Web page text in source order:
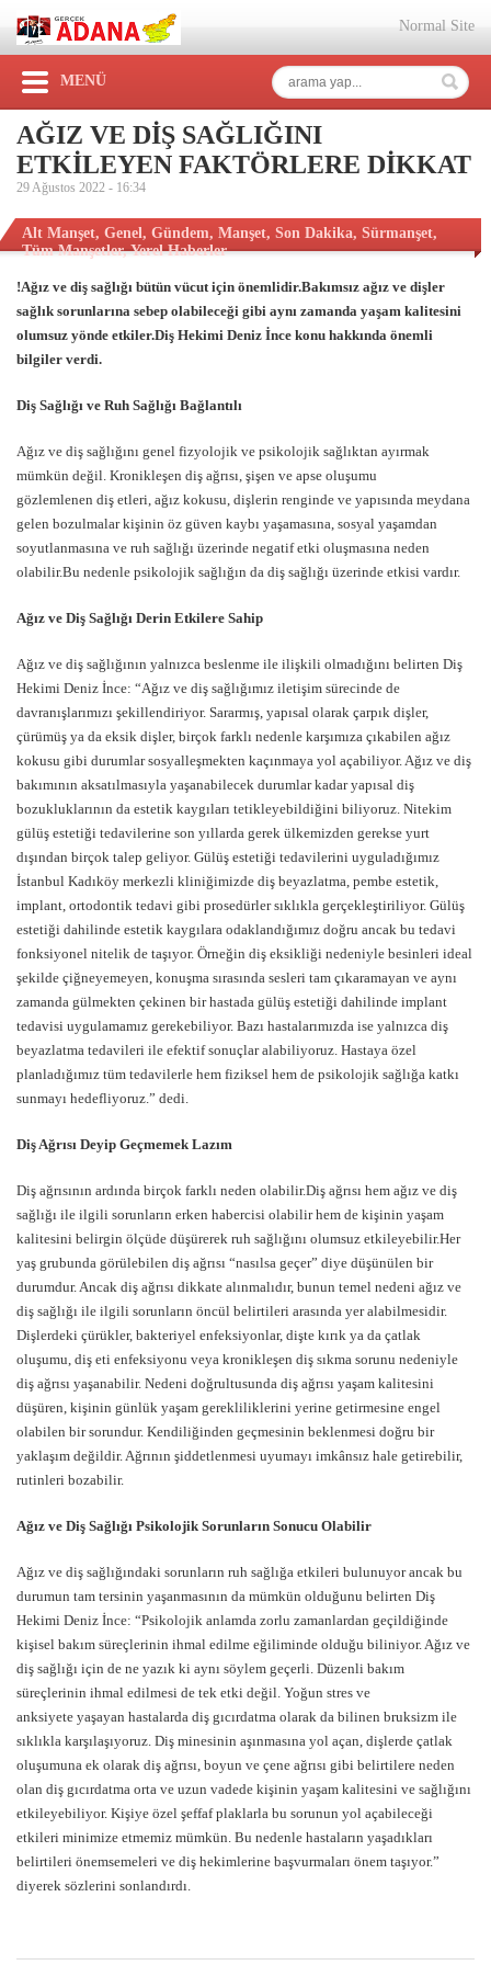
Normal Site
MENÜ
AĞIZ VE DİŞ SAĞLIĞINI
ETKİLEYEN FAKTÖRLERE DİKKAT
29 Ağustos 2022 - 16:34
Alt Manşet, Genel, Gündem, Manşet, Son Dakika, Sürmanşet,
Tüm Manşetler,Yerel Haberler
!Ağız ve diş sağlığı bütün vücut için önemlidir.Bakımsız ağız ve dişler
sağlık sorunlarına sebep olabileceği gibi aynı zamanda yaşam kalitesini
olumsuz yönde etkiler.Diş Hekimi Deniz İnce konu hakkında önemli
bilgiler verdi.
Diş Sağlığı ve Ruh Sağlığı Bağlantılı
Ağız ve diş sağlığını genel fizyolojik ve psikolojik sağlıktan ayırmak
mümkün değil. Kronikleşen diş ağrısı, şişen ve apse oluşumu
gözlemlenen diş etleri, ağız kokusu, dişlerin renginde ve yapısında meydana
gelen bozulmalar kişinin öz güven kaybı yaşamasına, sosyal yaşamdan
soyutlanmasına ve ruh sağlığı üzerinde negatif etki oluşmasına neden
olabilir.Bu nedenle psikolojik sağlığın da diş sağlığı üzerinde etkisi vardır.
Ağız ve Diş Sağlığı Derin Etkilere Sahip
Ağız ve diş sağlığının yalnızca beslenme ile ilişkili olmadığını belirten Diş
Hekimi Deniz İnce: “Ağız ve diş sağlığımız iletişim sürecinde de
davranışlarımızı şekillendiriyor. Sararmış, yapısal olarak çarpık dişler,
çürümüş ya da eksik dişler, birçok farklı nedenle karşımıza çıkabilen ağız
kokusu gibi durumlar sosyalleşmekten kaçınmaya yol açabiliyor. Ağız ve diş
bakımının aksatılmasıyla yaşanabilecek durumlar kadar yapısal diş
bozukluklarının da estetik kaygıları tetikleyebildiğini biliyoruz. Nitekim
gülüş estetiği tedavilerine son yıllarda gerek ülkemizden gerekse yurt
dışından birçok talep geliyor. Gülüş estetiği tedavilerini uyguladığımız
İstanbul Kadıköy merkezli kliniğimizde diş beyazlatma, pembe estetik,
implant, ortodontik tedavi gibi prosedürler sıklıkla gerçekleştiriliyor. Gülüş
estetiği dahilinde estetik kaygılara odaklandığımız doğru ancak bu tedavi
fonksiyonel nitelik de taşıyor. Örneğin diş eksikliği nedeniyle besinleri ideal
şekilde çiğneyemeyen, konuşma sırasında sesleri tam çıkaramayan ve aynı
zamanda gülmekten çekinen bir hastada gülüş estetiği dahilinde implant
tedavisi uygulamamız gerekebiliyor. Bazı hastalarımızda ise yalnızca diş
beyazlatma tedavileri ile efektif sonuçlar alabiliyoruz. Hastaya özel
planladığımız tüm tedavilerle hem fiziksel hem de psikolojik sağlığa katkı
sunmayı hedefliyoruz.” dedi.
Diş Ağrısı Deyip Geçmemek Lazım
Diş ağrısının ardında birçok farklı neden olabilir.Diş ağrısı hem ağız ve diş
sağlığı ile ilgili sorunların erken habercisi olabilir hem de kişinin yaşam
kalitesini belirgin ölçüde düşürerek ruh sağlığını olumsuz etkileyebilir.Her
yaş grubunda görülebilen diş ağrısı “nasılsa geçer” diye düşünülen bir
durumdur. Ancak diş ağrısı dikkate alınmalıdır, bunun temel nedeni ağız ve
diş sağlığı ile ilgili sorunların öncül belirtileri arasında yer alabilmesidir.
Dişlerdeki çürükler, bakteriyel enfeksiyonlar, dişte kırık ya da çatlak
oluşumu, diş eti enfeksiyonu veya kronikleşen diş sıkma sorunu nedeniyle
diş ağrısı yaşanabilir. Nedeni doğrultusunda diş ağrısı yaşam kalitesini
düşüren, kişinin günlük yaşam gerekliliklerini yerine getirmesine engel
olabilen bir sorundur. Kendiliğinden geçmesinin beklenmesi doğru bir
yaklaşım değildir. Ağrının şiddetlenmesi uyumayı imkânsız hale getirebilir,
rutinleri bozabilir.
Ağız ve Diş Sağlığı Psikolojik Sorunların Sonucu Olabilir
Ağız ve diş sağlığındaki sorunların ruh sağlığa etkileri bulunuyor ancak bu
durumun tam tersinin yaşanmasının da mümkün olduğunu belirten Diş
Hekimi Deniz İnce: “Psikolojik anlamda zorlu zamanlardan geçildiğinde
kişisel bakım süreçlerinin ihmal edilme eğiliminde olduğu biliniyor. Ağız ve
diş sağlığı için de ne yazık ki aynı söylem geçerli. Düzenli bakım
süreçlerinin ihmal edilmesi de tek etki değil. Yoğun stres ve
anksiyete yaşayan hastalarda diş gıcırdatma olarak da bilinen bruksizm ile
sıklıkla karşılaşıyoruz. Diş minesinin aşınmasına yol açan, dişlerde çatlak
oluşumuna ek olarak diş ağrısı, boyun ve çene ağrısı gibi belirtilere neden
olan diş gıcırdatma orta ve uzun vadede kişinin yaşam kalitesini ve sağlığını
etkileyebiliyor. Kişiye özel şeffaf plaklarla bu sorunun yol açabileceği
etkileri minimize etmemiz mümkün. Bu nedenle hastaların yaşadıkları
belirtileri önemsemeleri ve diş hekimlerine başvurmaları önem taşıyor.”
diyerek sözlerini sonlandırdı.